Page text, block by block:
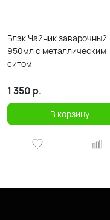
Блэк Чайник заварочный
950мл с металлическим
ситом
1 350 р.
В корзину